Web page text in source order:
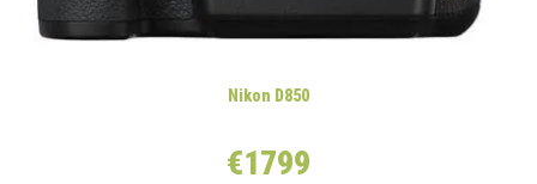
Nikon D850
€1799